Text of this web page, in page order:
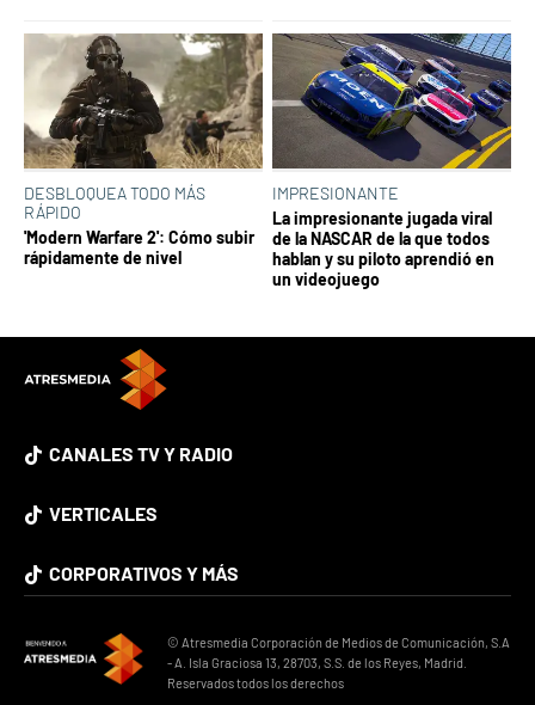
DESBLOQUEA TODO MÁS
RÁPIDO
'Modern Warfare 2': Cómo subir
rápidamente de nivel
IMPRESIONANTE
La impresionante jugada viral
de la NASCAR de la que todos
hablan y su piloto aprendió en
un videojuego
CANALES TV Y RADIO
VERTICALES
CORPORATIVOS Y MÁS
© Atresmedia Corporación de Medios de Comunicación, S.A
- A. Isla Graciosa 13, 28703, S.S. de los Reyes, Madrid.
Reservados todos los derechos